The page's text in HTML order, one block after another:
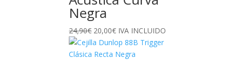
Negra
24,90€ El
precio
original
20,00€El
precio
actual
IVA INCLUIDO